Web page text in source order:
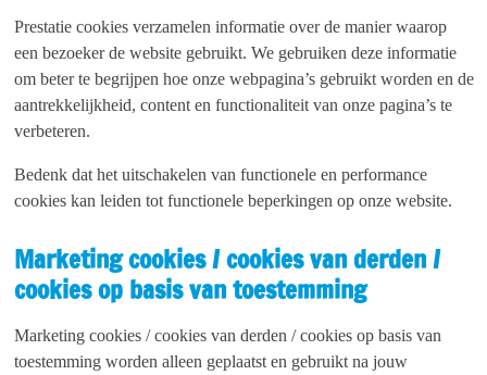
Prestatie cookies verzamelen informatie over de manier waarop
een bezoeker de website gebruikt. We gebruiken deze informatie
om beter te begrijpen hoe onze webpagina’s gebruikt worden en de
aantrekkelijkheid, content en functionaliteit van onze pagina’s te
verbeteren.
Bedenk dat het uitschakelen van functionele en performance
cookies kan leiden tot functionele beperkingen op onze website.
Marketing cookies / cookies van derden /
cookies op basis van toestemming
Marketing cookies / cookies van derden / cookies op basis van
toestemming worden alleen geplaatst en gebruikt na jouw